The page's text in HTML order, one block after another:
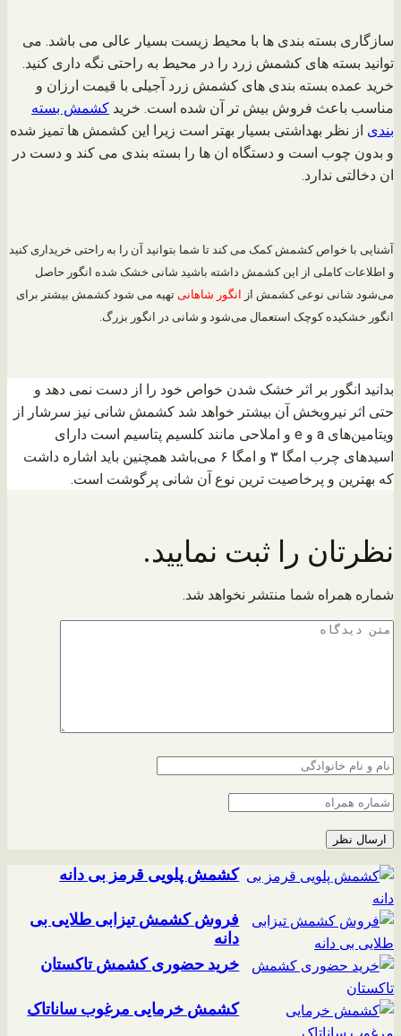
سازگاری بسته بندی ها با محیط زیست بسیار عالی می باشد. می
توانید بسته های کشمش زرد را در محیط به راحتی نگه داری کنید.
خرید عمده بسته بندی های کشمش زرد آجیلی با قیمت ارزان و
مناسب باعث فروش بیش تر آن شده است. خرید کشمش بسته
بندی از نظر بهداشتی بسیار بهتر است زیرا این کشمش ها تمیز شده
و بدون چوب است و دستگاه ان ها را بسته بندی می کند و دست در
ان دخالتی ندارد.
آشنایی با خواص کشمش کمک می کند تا شما بتوانید آن را به راحتی خریداری کنید
و اطلاعات کاملی از این کشمش داشته باشید شانی خشک شده انگور حاصل
می‌شود شانی نوعی کشمش از انگور شاهانی تهیه می شود کشمش بیشتر برای
انگور خشکیده کوچک استعمال می‌شود و شانی در انگور بزرگ.
بدانید انگور بر اثر خشک شدن خواص خود را از دست نمی دهد و
حتی اثر نیروبخش آن بیشتر خواهد شد کشمش شانی نیز سرشار از
ویتامین‌های a و e و املاحی مانند کلسیم پتاسیم است دارای
اسیدهای چرب امگا ۳ و امگا ۶ می‌باشد همچنین باید اشاره داشت
که بهترین و پرخاصیت ترین نوع آن شانی پرگوشت است.
نظرتان را ثبت نمایید.
شماره همراه شما منتشر نخواهد شد.
کشمش پلویی قرمز بی دانه
فروش کشمش تیزابی طلایی بی
دانه
خرید حضوری کشمش تاکستان
کشمش خرمایی مرغوب ساناتاک